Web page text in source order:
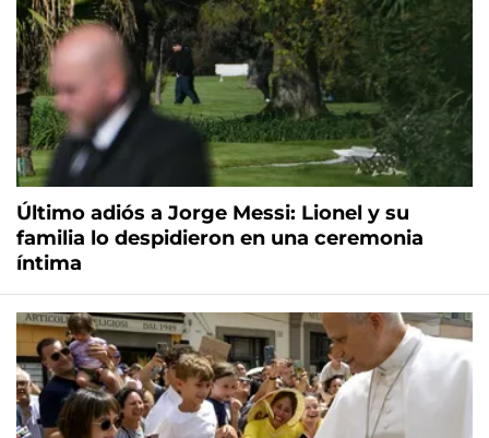
Último adiós a Jorge Messi: Lionel y su
familia lo despidieron en una ceremonia
íntima